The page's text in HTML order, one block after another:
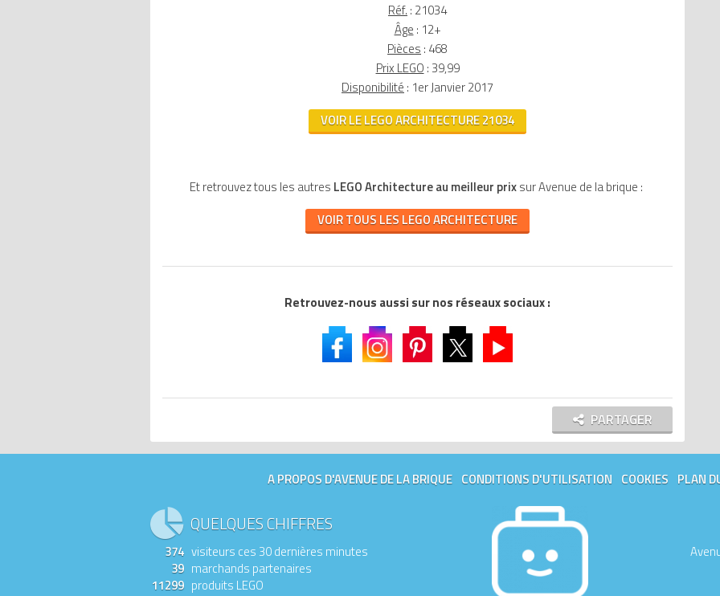
Réf. : 21034
Âge : 12+
Pièces : 468
Prix LEGO : 39,99
Disponibilité : 1er Janvier 2017
VOIR LE LEGO ARCHITECTURE 21034
Et retrouvez tous les autres LEGO Architecture au meilleur prixsur Avenue de la brique :
VOIR TOUS LES LEGO ARCHITECTURE
Retrouvez-nous aussi sur nos réseaux sociaux :
PARTAGER
A PROPOS D'AVENUE DE LA BRIQUE CONDITIONS D'UTILISATION COOKIES PLAN
QUELQUES CHIFFRES
374 visiteurs ces 30 dernières minutes
39 marchands partenaires
11299 produits LEGO